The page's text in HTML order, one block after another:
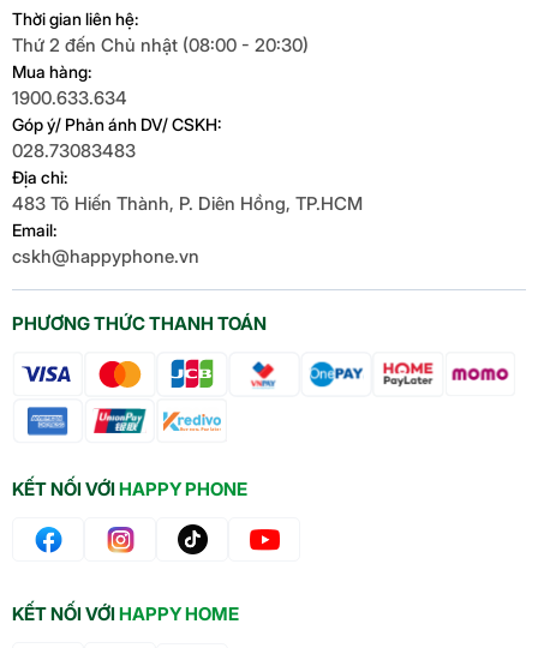
PHƯƠNG THỨC THANH TOÁN
KẾT NỐI VỚIHAPPY PHONE
Thời gian liên hệ:
Thứ 2 đến Chủ nhật (08:00 - 20:30)
Mua hàng:
1900.633.634
Góp ý/ Phản ánh DV/ CSKH:
028.73083483
Địa chỉ:
483 Tô Hiến Thành, P. Diên Hồng, TP.HCM
Email:
cskh@happyphone.vn
KẾT NỐI VỚIHAPPY HOME